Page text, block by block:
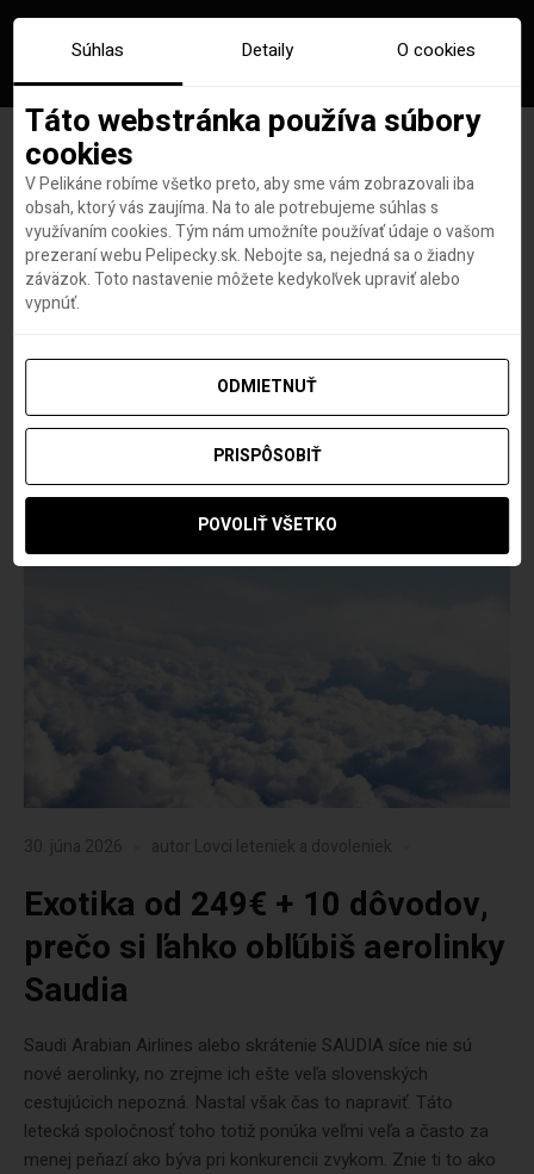
Kategória:Multicity
30. júna 2026 autor Lovci leteniek a dovoleniek
Exotika od 249€ + 10 dôvodov,
prečo si ľahko obľúbiš aerolinky
Saudia
Saudi Arabian Airlines alebo skrátenie SAUDIA síce nie sú
nové aerolinky, no zrejme ich ešte veľa slovenských
cestujúcich nepozná. Nastal však čas to napraviť. Táto
letecká spoločnosť toho totiž ponúka veľmi veľa a často za
menej peňazí ako býva pri konkurencii zvykom. Znie ti to ako
Súhlas Detaily O cookies
Táto webstránka používa súbory
cookies
V Pelikáne robíme všetko preto, aby sme vám zobrazovali iba
obsah, ktorý vás zaujíma. Na to ale potrebujeme súhlas s
využívaním cookies. Tým nám umožníte používať údaje o vašom
prezeraní webu Pelipecky.sk. Nebojte sa, nejedná sa o žiadny
záväzok. Toto nastavenie môžete kedykoľvek upraviť alebo
vypnúť.
ODMIETNUŤ
PRISPÔSOBIŤ
POVOLIŤ VŠETKO